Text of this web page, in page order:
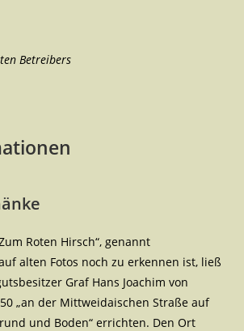
Betreibers
Roten Hirsch“, genannt
alten Fotos noch zu erkennen ist, ließ
Graf Hans Joachim von
„an der Mittweidaischen Straße auf
und Boden“ errichten. Den Ort